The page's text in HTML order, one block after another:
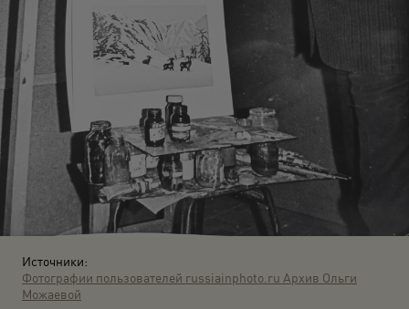
Источники:
Фотографии пользователей russiainphoto.ru Архив Ольги
Можаевой